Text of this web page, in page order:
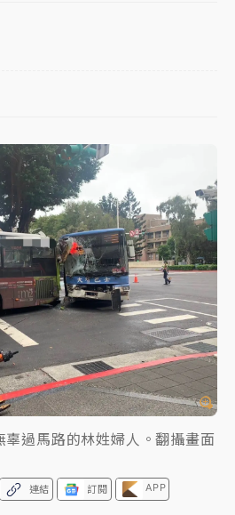
海豚雨彈轟3天 「紅到發紫」降
億！黃金158kg遭查扣畫面曝光
董事人數！辜仲諒向法院聲請遭
第2檔！今線上預約開賣一度塞車
7時
假村！東檢抗告成功 今重開羈
海豚雨彈轟3天 「紅到發紫」降
過馬路的林姓婦人。翻攝畫面
連結 訂閱 APP